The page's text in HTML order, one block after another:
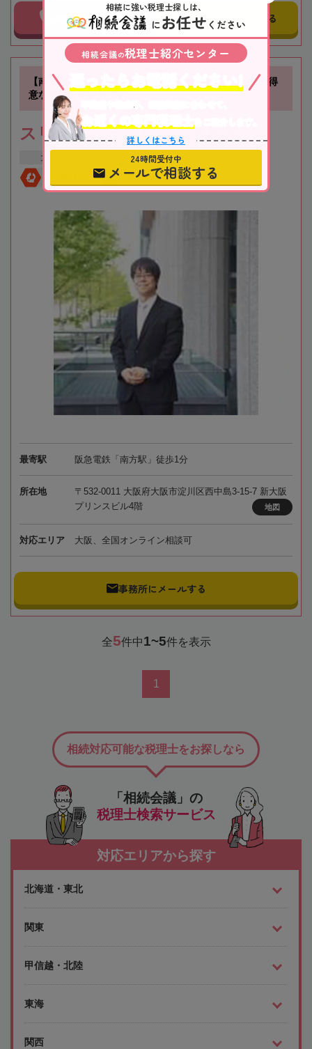
事務所に電話する 事務所にメールする
【南方駅徒歩1分】不動産に関する相続や相続税対策が得
意な税理士事務所です
スリーアローズ税理士事務所
大阪府 大阪市 新大阪駅
初回相談無料
最寄駅 阪急電鉄「南方駅」徒歩1分
所在地
〒532-0011 大阪府大阪市淀川区西中島3-15-7 新大阪
プリンスビル4階
地図
対応エリア 大阪、全国オンライン相談可
事務所にメールする
全5件中1~5件を表示
1
「相続会議」の
税理士検索サービス
相続対応可能な税理士をお探しなら
対応エリアから探す
北海道・東北
関東
甲信越・北陸
東海
関西
相続に強い税理士探しは、
にお任せ ください
相続会議の税理士紹介センター
不動産や株式等、相続資産に合わせて、
お近くの専門税理士
をご紹介します。
詳しくはこちら
24時間受付中
メールで相談する